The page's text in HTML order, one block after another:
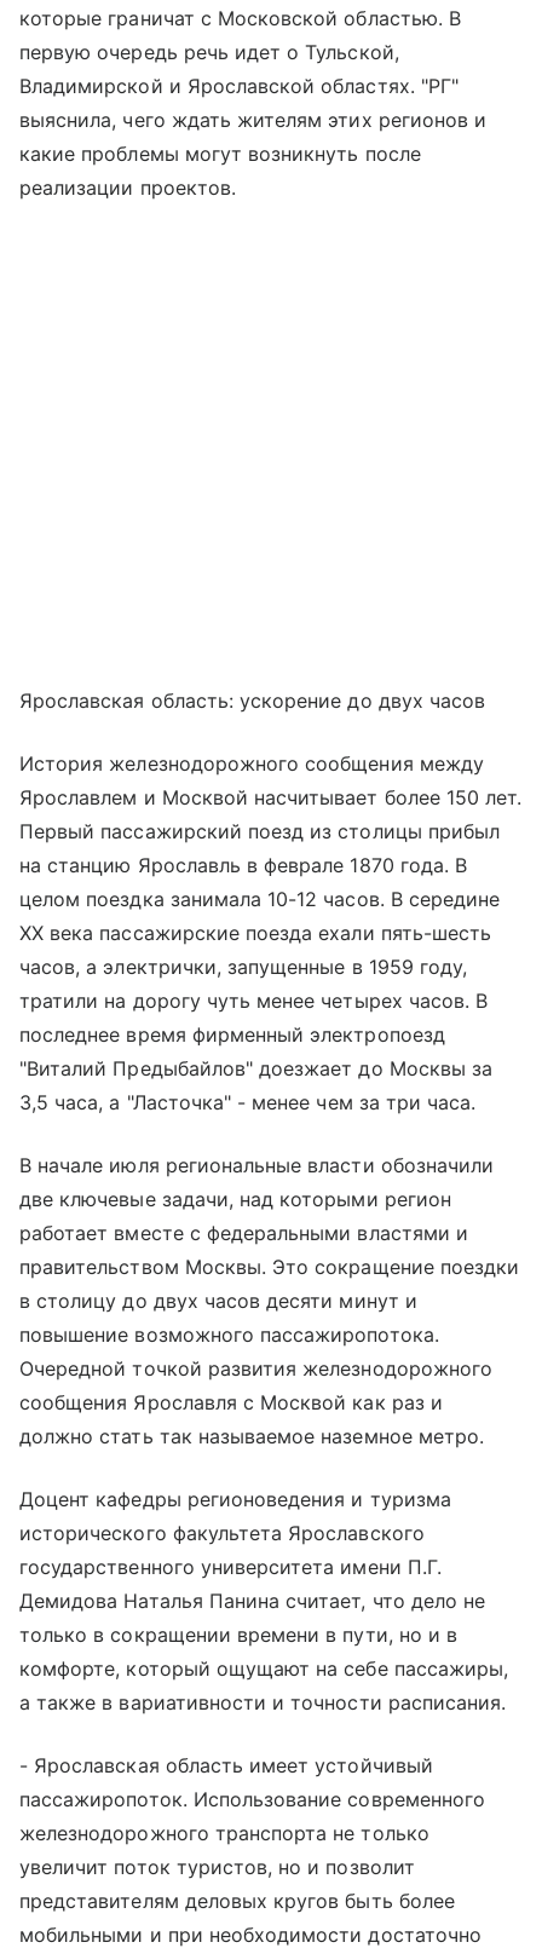
которые граничат с Московской областью. В
первую очередь речь идет о Тульской,
Владимирской и Ярославской областях. "РГ"
выяснила, чего ждать жителям этих регионов и
какие проблемы могут возникнуть после
реализации проектов.
Ярославская область: ускорение до двух часов
История железнодорожного сообщения между
Ярославлем и Москвой насчитывает более 150 лет.
Первый пассажирский поезд из столицы прибыл
на станцию Ярославль в феврале 1870 года. В
целом поездка занимала 10-12 часов. В середине
XX века пассажирские поезда ехали пять-шесть
часов, а электрички, запущенные в 1959 году,
тратили на дорогу чуть менее четырех часов. В
последнее время фирменный электропоезд
"Виталий Предыбайлов" доезжает до Москвы за
3,5 часа, а "Ласточка" - менее чем за три часа.
В начале июля региональные власти обозначили
две ключевые задачи, над которыми регион
работает вместе с федеральными властями и
правительством Москвы. Это сокращение поездки
в столицу до двух часов десяти минут и
повышение возможного пассажиропотока.
Очередной точкой развития железнодорожного
сообщения Ярославля с Москвой как раз и
должно стать так называемое наземное метро.
Доцент кафедры регионоведения и туризма
исторического факультета Ярославского
государственного университета имени П.Г.
Демидова Наталья Панина считает, что дело не
только в сокращении времени в пути, но и в
комфорте, который ощущают на себе пассажиры,
а также в вариативности и точности расписания.
- Ярославская область имеет устойчивый
пассажиропоток. Использование современного
железнодорожного транспорта не только
увеличит поток туристов, но и позволит
представителям деловых кругов быть более
мобильными и при необходимости достаточно